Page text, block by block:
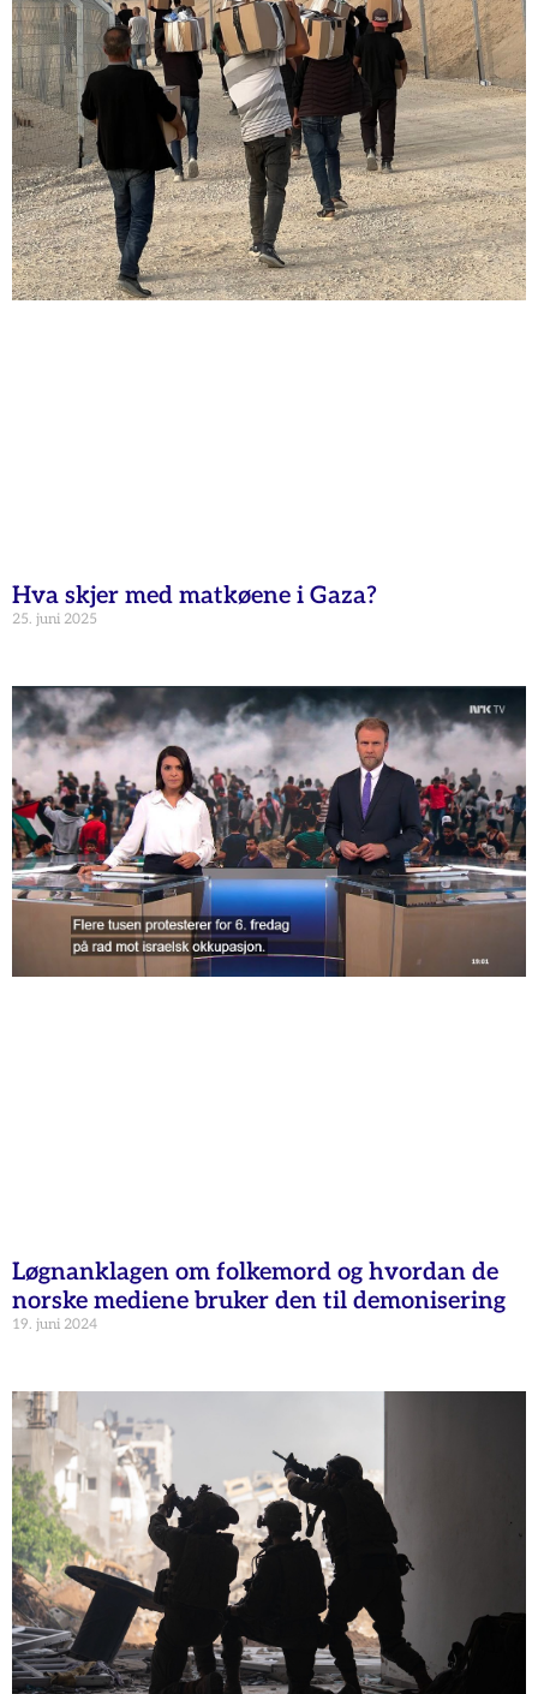
Hva skjer med matkøene i Gaza?
25. juni 2025
Løgnanklagen om folkemord og hvordan de
norske mediene bruker den til demonisering
19. juni 2024